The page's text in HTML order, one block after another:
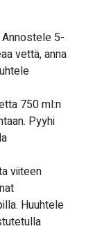
Annostele 5-
vettä, anna
750 ml:n
Pyyhi
viiteen
Huuhtele